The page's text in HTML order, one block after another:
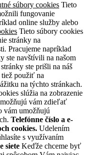
súbory cookies Tieto
fungovanie
online služby alebo
Tieto súbory cookies
stránky na
Pracujeme napríklad
ste navštívili na našom
ste prišli na náš
tiež použiť na
na týchto stránkach.
slúžia na zobrazenie
vám zdieľať
vám umožňujú
Telefónne číslo a e-
cookies. Udelením
s využívaním
siete Keďže chceme byť